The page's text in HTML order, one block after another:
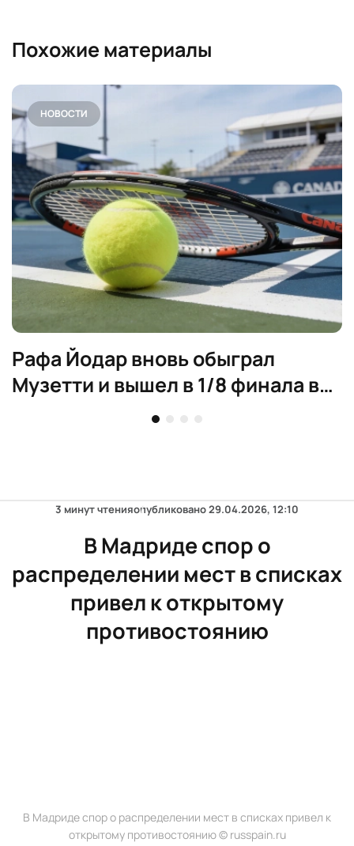
Похожие материалы
НОВОСТИ
Рафa Йодар вновь обыграл
Музетти и вышел в 1/8 финала в
3 минут чтенияопубликовано29.04.2026, 12:10
В Мадриде спор о
распределении мест в списках
привел к открытому
противостоянию
В Мадриде спор о распределении мест в списках привел к
открытому противостоянию © russpain.ru